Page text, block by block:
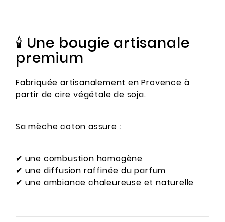
🕯️ Une bougie artisanale
premium
Fabriquée artisanalement en Provence à
partir de cire végétale de soja.
Sa mèche coton assure :
✔ une combustion homogène
✔ une diffusion raffinée du parfum
✔ une ambiance chaleureuse et naturelle